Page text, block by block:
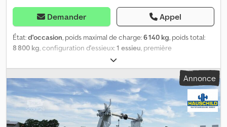
Demander Appel
État:d'occasion, poids maximal de charge:6 140 kg, poids total:
8 800 kg, configuration d'essieux:1 essieu, première
, longueur totale:
totale:2 550 mm, hauteur totale:2 750 mm, Remorque à essieu
unique pour le transport de câbles, groupe hydraulique pour le
système de levage, entraînement hydraulique du tambour,
rotation à gauche et à droite, supports arrière, diamètre maximal
du tambour d’environ 800 à 3000 mm, largeur utile entre les bras
du tambour de 1 700 mm, timon réglable en hauteur, essieu(x) SAF,
Annonce